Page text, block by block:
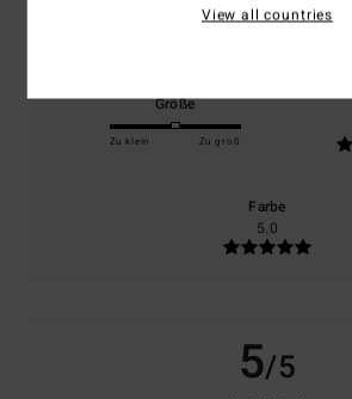
Größe
Zu klein Zu groß
Farbe
5.0
5/5
View all countries